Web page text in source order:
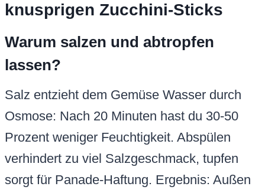
knusprigen Zucchini-Sticks
Warum salzen und abtropfen
lassen?
Salz entzieht dem Gemüse Wasser durch
Osmose: Nach 20 Minuten hast du 30-50
Prozent weniger Feuchtigkeit. Abspülen
verhindert zu viel Salzgeschmack, tupfen
sorgt für Panade-Haftung. Ergebnis: Außen